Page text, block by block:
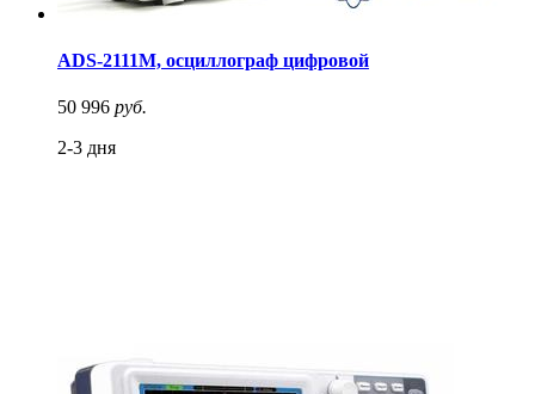
ADS-2111M, осциллограф цифровой
50 996 руб.
2-3 дня